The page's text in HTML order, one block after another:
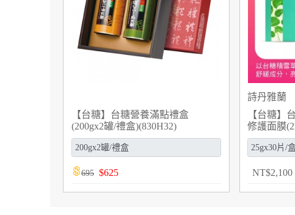
【台糖】台糖營養滿點禮盒
(200gx2罐/禮盒)(830H32)
695 $625
詩丹雅蘭
【台糖】
修護面膜
NT$2,100